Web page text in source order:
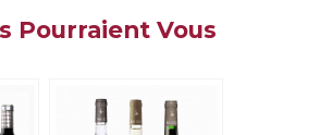
Pourraient Vous